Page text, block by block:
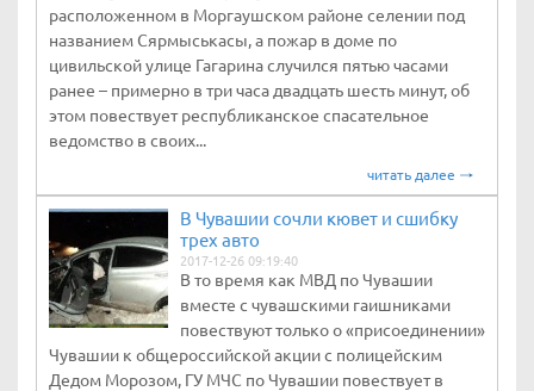
расположенном в Моргаушском районе селении под
названием Сярмыськасы, а пожар в доме по
цивильской улице Гагарина случился пятью часами
ранее – примерно в три часа двадцать шесть минут, об
этом повествует республиканское спасательное
ведомство в своих...
читать далее
В Чувашии сочли кювет и сшибку
трех авто
2017-12-26 09:19:40
В то время как МВД по Чувашии
вместе с чувашскими гаишниками
повествуют только о «присоединении»
Чувашии к общероссийской акции с полицейским
Дедом Морозом, ГУ МЧС по Чувашии повествует в